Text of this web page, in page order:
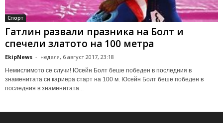
Спорт
Гатлин развали празника на Болт и
спечели златото на 100 метра
EkipNews - неделя, 6 август 2017, 23:18
Немислимото се случи! Юсейн Болт беше победен в последния в
знаменитата си кариера старт на 100 м. Юсейн Болт беше победен в
последния в знаменитата...